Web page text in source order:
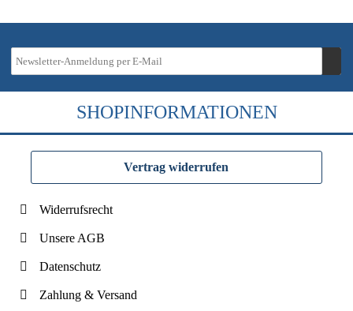
SHOPINFORMATIONEN
Vertrag widerrufen
Widerrufsrecht
Unsere AGB
Datenschutz
Zahlung & Versand